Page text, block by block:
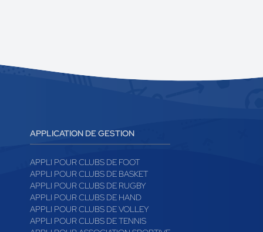
APPLICATION DE GESTION
APPLI POUR CLUBS DE FOOT
APPLI POUR CLUBS DE BASKET
APPLI POUR CLUBS DE RUGBY
APPLI POUR CLUBS DE HAND
APPLI POUR CLUBS DE VOLLEY
APPLI POUR CLUBS DE TENNIS